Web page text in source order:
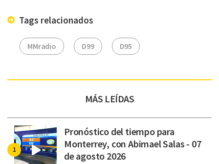
Tags relacionados
MMradio D99 D95
MÁS LEÍDAS
Pronóstico del tiempo para
Monterrey, con Abimael Salas - 07
de agosto 2026